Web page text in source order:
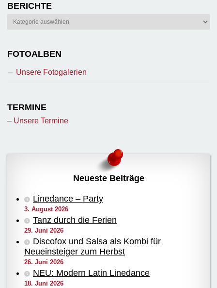
BERICHTE
Berichte
FOTOALBEN
Unsere Fotogalerien
TERMINE
– Unsere Termine
Neueste Beiträge
Linedance – Party
3. August 2026
Tanz durch die Ferien
29. Juni 2026
Discofox und Salsa als Kombi für
Neueinsteiger zum Herbst
26. Juni 2026
NEU: Modern Latin Linedance
18. Juni 2026